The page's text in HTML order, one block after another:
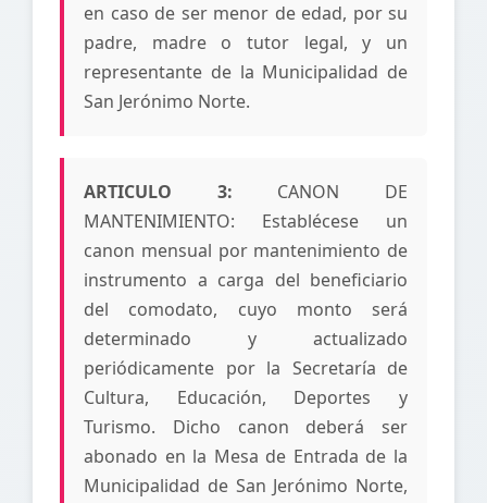
en caso de ser menor de edad, por su
padre, madre o tutor legal, y un
representante de la Municipalidad de
San Jerónimo Norte.
ARTICULO 3: CANON DE
MANTENIMIENTO: Establécese un
canon mensual por mantenimiento de
instrumento a carga del beneficiario
del comodato, cuyo monto será
determinado y actualizado
periódicamente por la Secretaría de
Cultura, Educación, Deportes y
Turismo. Dicho canon deberá ser
abonado en la Mesa de Entrada de la
Municipalidad de San Jerónimo Norte,